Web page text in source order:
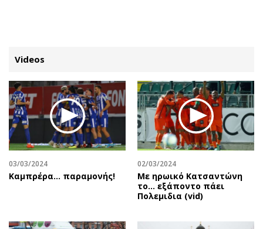
ΚΑΤΗΓΟΡΙΕΣ ΣΥΝΔΕΣΗ
Κύπρος
Παιδεία
Υγεία
Πολιτική
Προεδρικές 2023
Απόψεις
Αρθρογραφία
The Hill
Υγεία
Αγγελίες
Πωλούνται
Videos
03/03/2024
Καμπρέρα… παραμονής!
02/03/2024
Με ηρωικό Κατσαντώνη
το... εξάποντο πάει
Πολεμιδια (vid)